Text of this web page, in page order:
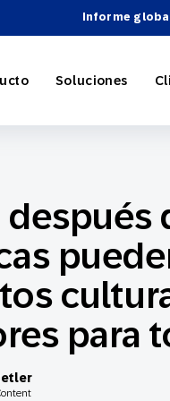
Informe
Soluciones
Viajes y
Acerca
Carreras
para